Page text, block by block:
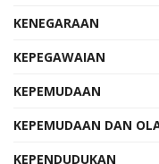
KENEGARAAN
KEPEGAWAIAN
KEPEMUDAAN
KEPEMUDAAN DAN
KEPENDUDUKAN